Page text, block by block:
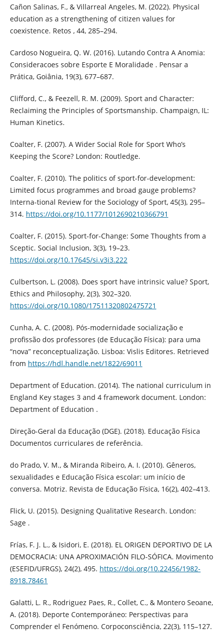
Cañon Salinas, F., & Villarreal Angeles, M. (2022). Physical
education as a strengthening of citizen values for
coexistence. Retos , 44, 285–294.
Cardoso Nogueira, Q. W. (2016). Lutando Contra A Anomia:
Consideracoes sobre Esporte E Moralidade . Pensar a
Prática, Goiânia, 19(3), 677–687.
Clifford, C., & Feezell, R. M. (2009). Sport and Character:
Reclaiming the Principles of Sportsmanship. Champaign, IL:
Human Kinetics.
Coalter, F. (2007). A Wider Social Role for Sport Who’s
Keeping the Score? London: Routledge.
Coalter, F. (2010). The politics of sport-for-development:
Limited focus programmes and broad gauge problems?
Interna-tional Review for the Sociology of Sport, 45(3), 295–
314. https://doi.org/10.1177/1012690210366791
Coalter, F. (2015). Sport-for-Change: Some Thoughts from a
Sceptic. Social Inclusion, 3(3), 19–23.
https://doi.org/10.17645/si.v3i3.222
Culbertson, L. (2008). Does sport have intrinsic value? Sport,
Ethics and Philosophy, 2(3), 302–320.
https://doi.org/10.1080/17511320802475721
Cunha, A. C. (2008). Pós-modernidade socialização e
profissão dos professores (de Educação Física): para uma
“nova” reconceptualização. Lisboa: Vislis Editores. Retrieved
from https://hdl.handle.net/1822/69011
Department of Education. (2014). The national curriculum in
England Key stages 3 and 4 framework document. London:
Department of Education .
Direção-Geral da Educação (DGE). (2018). Educação Física
Documentos curriculares de referência.
do Prado, V. M., & Miranda Ribeiro, A. I. (2010). Gêneros,
sexualidades e Educação Física escolar: um início de
conversa. Motriz. Revista de Educação Física, 16(2), 402–413.
Flick, U. (2015). Designing Qualitative Research. London:
Sage .
Frías, F. J. L., & Isidori, E. (2018). EL ORIGEN DEPORTIVO DE LA
DEMOCRACIA: UNA APROXIMACIÓN FILO-SÓFICA. Movimento
(ESEFID/UFRGS), 24(2), 495. https://doi.org/10.22456/1982-
8918.78461
Galatti, L. R., Rodriguez Paes, R., Collet, C., & Montero Seoane,
A. (2018). Deporte Contemporáneo: Perspectivas para
Comprender el Fenómeno. Corpoconsciência, 22(3), 115–127.